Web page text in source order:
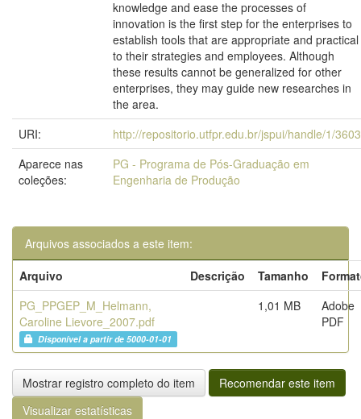
knowledge and ease the processes of
innovation is the first step for the enterprises to
establish tools that are appropriate and practical
to their strategies and employees. Although
these results cannot be generalized for other
enterprises, they may guide new researches in
the area.
URI:
http://repositorio.utfpr.edu.br/jspui/handle/1/3603
Aparece nas
coleções:
PG - Programa de Pós-Graduação em
Engenharia de Produção
Arquivos associados a este item:
Arquivo
Descrição Tamanho
PG_PPGEP_M_Helmann,
Caroline Lievore_2007.pdf
Disponível a partir de 5000-01-01
1,01 MB
Adobe
PDF
Mostrar registro completo do item
Recomendar este item
Visualizar estatísticas